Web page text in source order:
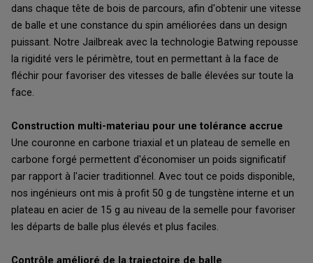
dans chaque tête de bois de parcours, afin d'obtenir une vitesse
de balle et une constance du spin améliorées dans un design
puissant. Notre Jailbreak avec la technologie Batwing repousse
la rigidité vers le périmètre, tout en permettant à la face de
fléchir pour favoriser des vitesses de balle élevées sur toute la
face.
Construction multi-materiau pour une tolérance accrue
Une couronne en carbone triaxial et un plateau de semelle en
carbone forgé permettent d'économiser un poids significatif
par rapport à l'acier traditionnel. Avec tout ce poids disponible,
nos ingénieurs ont mis à profit 50 g de tungstène interne et un
plateau en acier de 15 g au niveau de la semelle pour favoriser
les départs de balle plus élevés et plus faciles.
Contrôle amélioré de la trajectoire de balle